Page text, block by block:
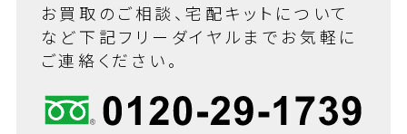
お買取のご相談、宅配キットについて
など下記フリーダイヤルまでお気軽に
ご連絡ください。